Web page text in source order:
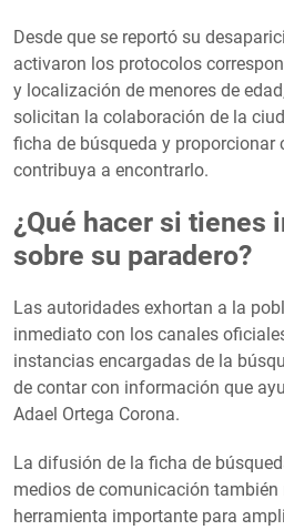
Desde que se reportó su
activaron los protocolos
y localización de menores de
solicitan la colaboración de la
ficha de búsqueda y proporcionar
contribuya a encontrarlo.
¿Qué hacer si tienes
sobre su paradero?
Las autoridades exhortan a la
inmediato con los canales
instancias encargadas de la
de contar con información que
Adael Ortega Corona.
La difusión de la ficha de
medios de comunicación también
herramienta importante para